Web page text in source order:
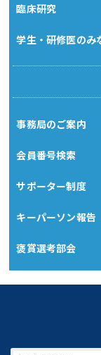
臨床研究
学生・研修医のみ
事務局のご案内
会員番号検索
サポーター制度
キーパーソン報告
褒賞選考部会